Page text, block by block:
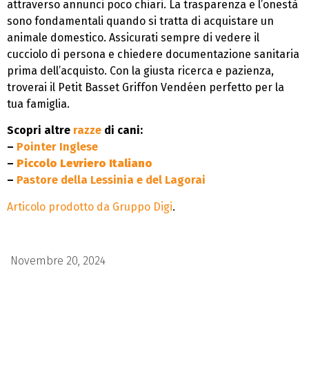
attraverso annunci poco chiari. La trasparenza e l’onestà
sono fondamentali quando si tratta di acquistare un
animale domestico. Assicurati sempre di vedere il
cucciolo di persona e chiedere documentazione sanitaria
prima dell’acquisto. Con la giusta ricerca e pazienza,
troverai il Petit Basset Griffon Vendéen perfetto per la
tua famiglia.
Scopri altre razze di cani:
– Pointer Inglese
– Piccolo Levriero Italiano
– Pastore della Lessinia e del Lagorai
Articolo prodotto da Gruppo Digi.
Novembre 20, 2024